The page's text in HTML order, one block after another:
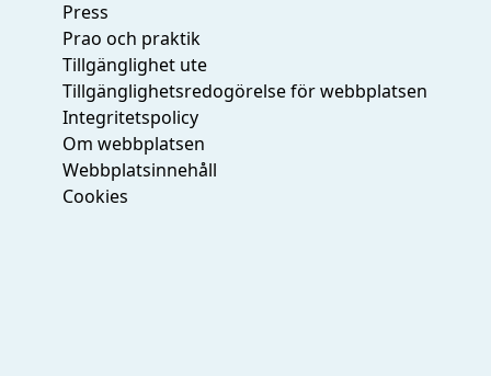
Press
Prao och praktik
Tillgänglighet ute
Tillgänglighetsredogörelse för webbplatsen
Integritetspolicy
Om webbplatsen
Webbplatsinnehåll
Cookies